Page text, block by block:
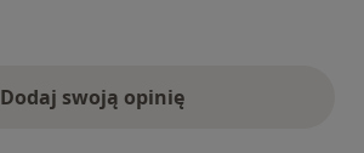
Dodaj swoją opinię